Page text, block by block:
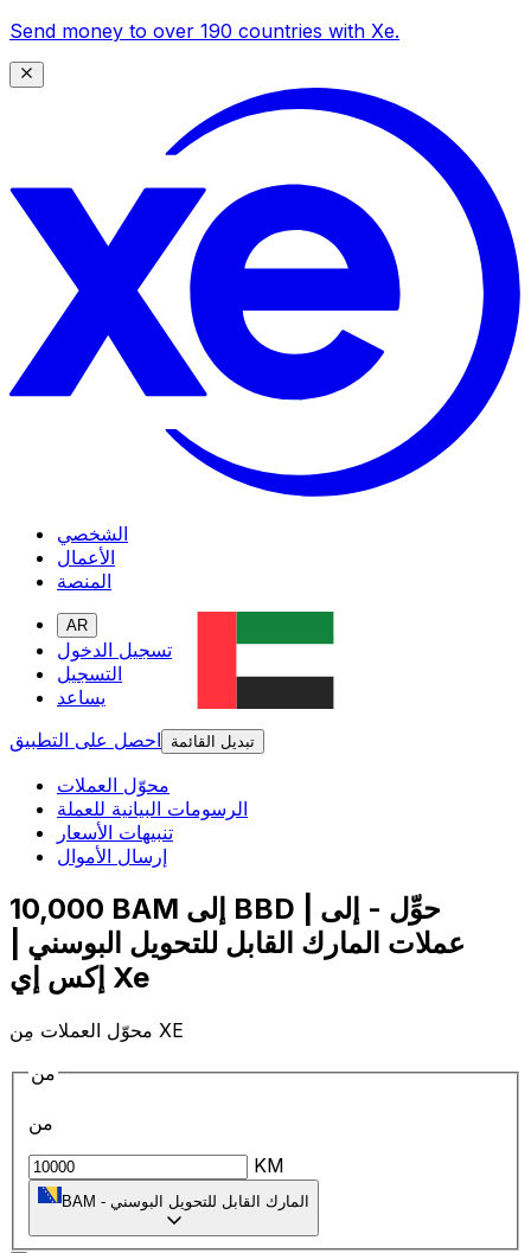
Send money to over 190 countries with Xe.
الشخصي
الأعمال
المنصة
AR
تسجيل الدخول
التسجيل
يساعد
احصل على التطبيق
تبديل القائمة
محوّل العملات
الرسومات البيانية للعملة
تنبيهات الأسعار
إرسال الأموال
10,000 BAM إلى BBD | حوِّل - إلى
عملات المارك القابل للتحويل البوسني |
إكس إي Xe
محوّل العملات مِن XE
من
من
KM
BAM - المارك القابل للتحويل البوسني